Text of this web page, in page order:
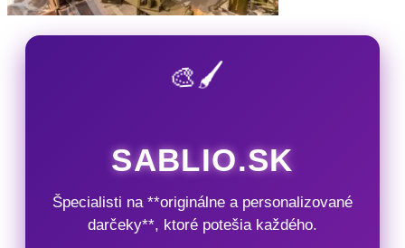
🎨🖌️
SABLIO.SK
Špecialisti na **originálne a personalizované
darčeky**, ktoré potešia každého.